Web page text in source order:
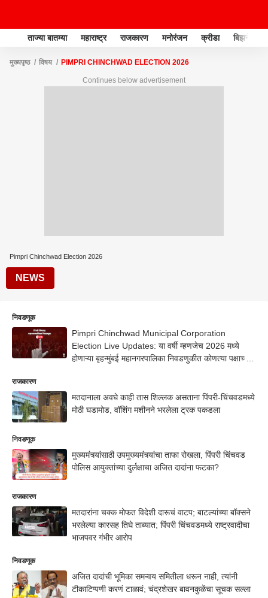
ताज्या बातम्या महाराष्ट्र राजकारण मनोरंजन क्रीडा बिझनेस
मुख्यपृष्ठ विषय PIMPRI CHINCHWAD ELECTION 2026
Continues below advertisement
Pimpri Chinchwad Election 2026
NEWS
निवडणूक
Pimpri Chinchwad Municipal Corporation
Election Live Updates: या वर्षी म्हणजेच 2026 मध्ये
होणाऱ्या बृहन्मुंबई महानगरपालिका निवडणुकीत कोणत्या पक्षाच्या
राजकारण
मतदानाला अवघे काही तास शिल्लक असताना पिंपरी-चिंचवडमध्ये
मोठी घडामोड, वॉशिंग मशीनने भरलेला ट्रक पकडला
निवडणूक
मुख्यमंत्र्यांसाठी उपमुख्यमंत्र्यांचा ताफा रोखला, पिंपरी चिंचवड
पोलिस आयुक्तांच्या दुर्लक्षाचा अजित दादांना फटका?
राजकारण
मतदारांना चक्क मोफत विदेशी दारूचं वाटप; बाटल्यांच्या बॉक्सने
भरलेल्या कारसह तिघे ताब्यात; पिंपरी चिंचवडमध्ये राष्ट्रवादीचा
भाजपवर गंभीर आरोप
निवडणूक
अजित दादांची भूमिका समन्वय समितीला धरून नाही, त्यांनी
टीकाटिप्पणी करणं टाळावं; चंद्रशेखर बावनकुळेंचा सूचक सल्ला